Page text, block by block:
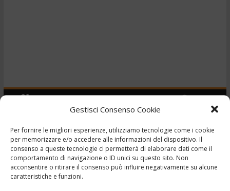
Gestisci Consenso Cookie
Per fornire le migliori esperienze, utilizziamo tecnologie come i cookie
per memorizzare e/o accedere alle informazioni del dispositivo. Il
consenso a queste tecnologie ci permetterà di elaborare dati come il
comportamento di navigazione o ID unici su questo sito. Non
acconsentire o ritirare il consenso può influire negativamente su alcune
caratteristiche e funzioni.
Sponsor
Auto da Campioni! Cogli
l’attimo